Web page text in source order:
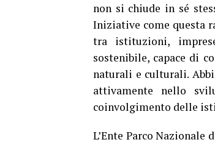
non si chiude in sé
Iniziative come questa
tra istituzioni,
sostenibile, capace di
naturali e culturali.
attivamente nello
coinvolgimento delle
L’Ente Parco